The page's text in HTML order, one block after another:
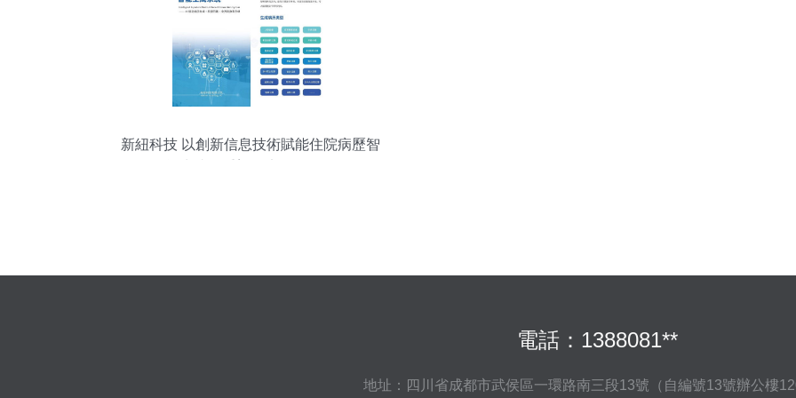
新紐科技 以創新信息技術賦能住院病歷智
電話：1388081**
地址：四川省成都市武侯區一環路南三段13號（自編號13號辦公樓